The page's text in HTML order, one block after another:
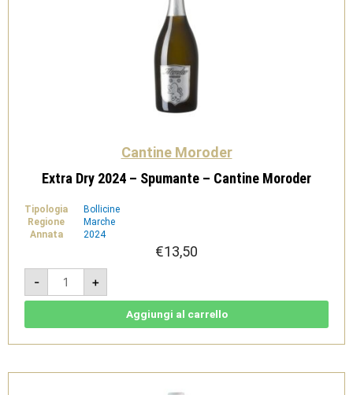
Cantine Moroder
Extra Dry 2024 – Spumante – Cantine Moroder
Tipologia
Bollicine
Regione
Marche
Annata
2024
€13,50
-
Extra
Dry
2024
-
Moroder
+
Aggiungi al carrello